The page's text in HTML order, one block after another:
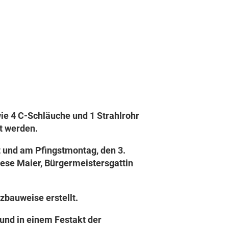
4 C-Schläuche und 1 Strahlrohr
werden.
am Pfingstmontag, den 3.
Maier, Bürgermeistersgattin
erstellt.
in einem Festakt der